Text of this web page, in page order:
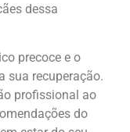
dessa
precoce e o
sua recuperação.
profissional ao
do